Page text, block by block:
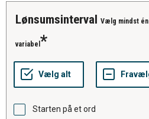
Lønsumsinterval Vælg mindst én
variabel
Starten på et ord